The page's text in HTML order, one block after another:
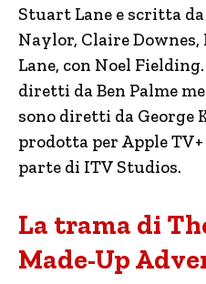
Stuart Lane e scritta
Naylor, Claire
Lane, con Noel
diretti da Ben Palme
sono diretti da George
prodotta per Apple
parte di ITV Studios.
La trama di
Made-Up